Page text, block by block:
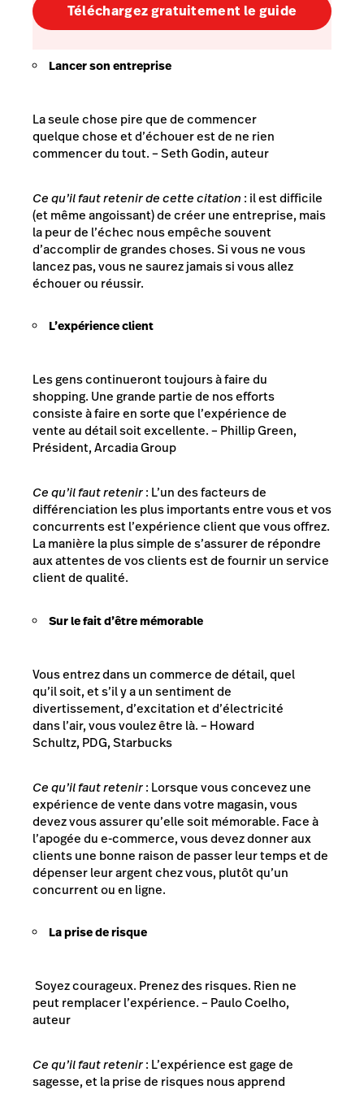
Téléchargez gratuitement le guide
Lancer son entreprise
La seule chose pire que de commencer
quelque chose et d’échouer est de ne rien
commencer du tout.– Seth Godin, auteur
Ce qu’il faut retenir de cette citation : il est difficile
(et même angoissant) de créer une entreprise, mais
la peur de l’échec nous empêche souvent
d’accomplir de grandes choses. Si vous ne vous
lancez pas, vous ne saurez jamais si vous allez
échouer ou réussir.
L’expérience client
Les gens continueront toujours à faire du
shopping. Une grande partie de nos efforts
consiste à faire en sorte que l’expérience de
vente au détail soit excellente.– Phillip Green,
Président, Arcadia Group
Ce qu’il faut retenir: L’un des facteurs de
différenciation les plus importants entre vous et vos
concurrents estl’expérience clientque vous offrez.
La manière la plus simple de s’assurer de répondre
aux attentes de vos clients est de fournir un service
client de qualité.
Sur le fait d’être mémorable
Vous entrez dans un commerce de détail, quel
qu’il soit, et s’il y a un sentiment de
divertissement, d’excitation et d’électricité
dans l’air, vous voulez être là.– Howard
Schultz, PDG, Starbucks
Ce qu’il faut retenir: Lorsque vous concevez une
expérience de vente dans votre magasin, vous
devez vous assurer qu’elle soit mémorable. Face à
l’apogée du e-commerce, vous devez donner aux
clients une bonne raison de passer leur temps et de
dépenser leur argent chez vous, plutôt qu’un
concurrent ou en ligne.
La prise de risque
Soyez courageux. Prenez des risques. Rien ne
peut remplacer l’expérience. – Paulo Coelho,
auteur
Ce qu’il faut retenir: L’expérience est gage de
sagesse, et la prise de risques nous apprend